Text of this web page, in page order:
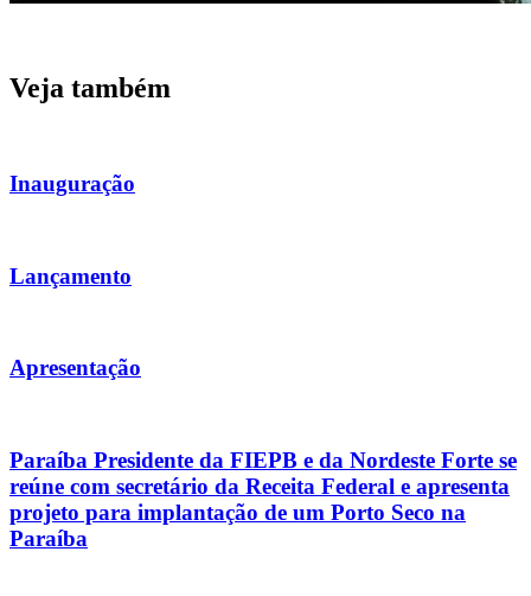
Veja também
Inauguração
Lançamento
Apresentação
Paraíba Presidente da FIEPB e da Nordeste Forte se
reúne com secretário da Receita Federal e apresenta
projeto para implantação de um Porto Seco na
Paraíba